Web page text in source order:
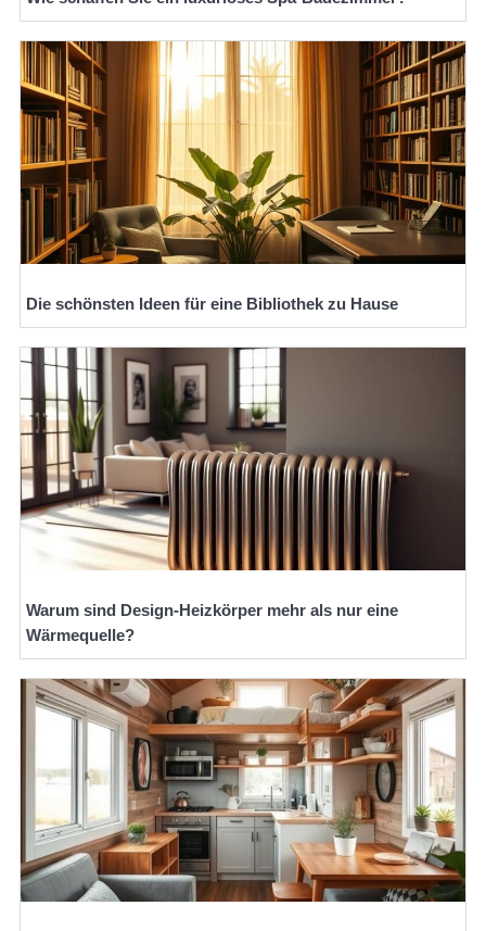
Die schönsten Ideen für eine Bibliothek zu Hause
Warum sind Design-Heizkörper mehr als nur eine
Wärmequelle?